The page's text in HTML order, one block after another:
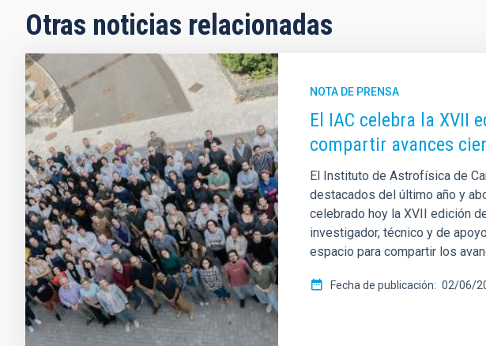
Otras noticias relacionadas
NOTA DE PRENSA
El IAC celebra la XVII
compartir avances
El Instituto de Astrofísica de
destacados del último año y
celebrado hoy la XVII edición
investigador, técnico y de
espacio para compartir los
Fecha de publicación 02/06/